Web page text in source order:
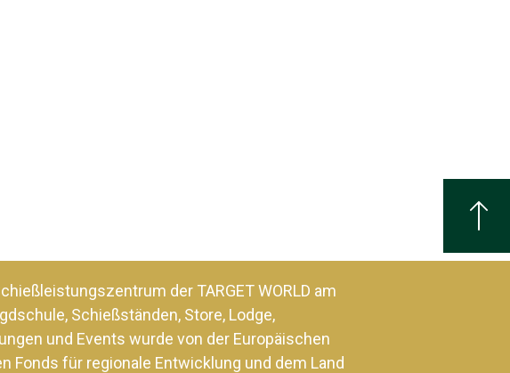
der TARGET WORLD am
Schießständen, Store, Lodge,
und Events wurde von der Europäischen
Fonds für regionale Entwicklung und dem Land